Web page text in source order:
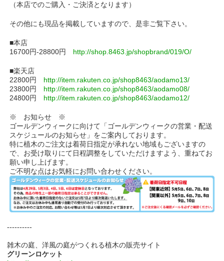
（本店でのご購入・ご決済となります）
その他にも現品を掲載していますので、是非ご覧下さい。
■本店
16700円-28800円 http://shop.8463.jp/shopbrand/019/O/
■楽天店
22800円 http://item.rakuten.co.jp/shop8463/aodamo13/
23800円 http://item.rakuten.co.jp/shop8463/aodamo08/
24800円 http://item.rakuten.co.jp/shop8463/aodamo12/
※ お知らせ ※
ゴールデンウィークに向けて「ゴールデンウィークの営業・配送
スケジュールのお知らせ」をご案内しております。
特に植木のご注文は着荷日指定が承れない地域もございますの
で、お受け取りにて日程調整をしていただけますよう、重ねてお
願い申し上げます。
ご不明な点はお気軽にお問い合わせください。
----------
雑木の庭、洋風の庭がつくれる植木の販売サイト
グリーンロケット